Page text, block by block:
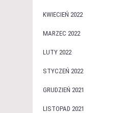
KWIECIEŃ 2022
MARZEC 2022
LUTY 2022
STYCZEŃ 2022
GRUDZIEŃ 2021
LISTOPAD 2021